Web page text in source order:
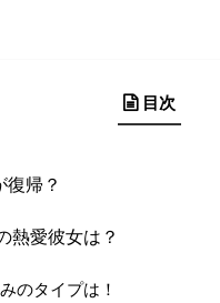
目次
復帰？
熱愛彼女は？
のタイプは！